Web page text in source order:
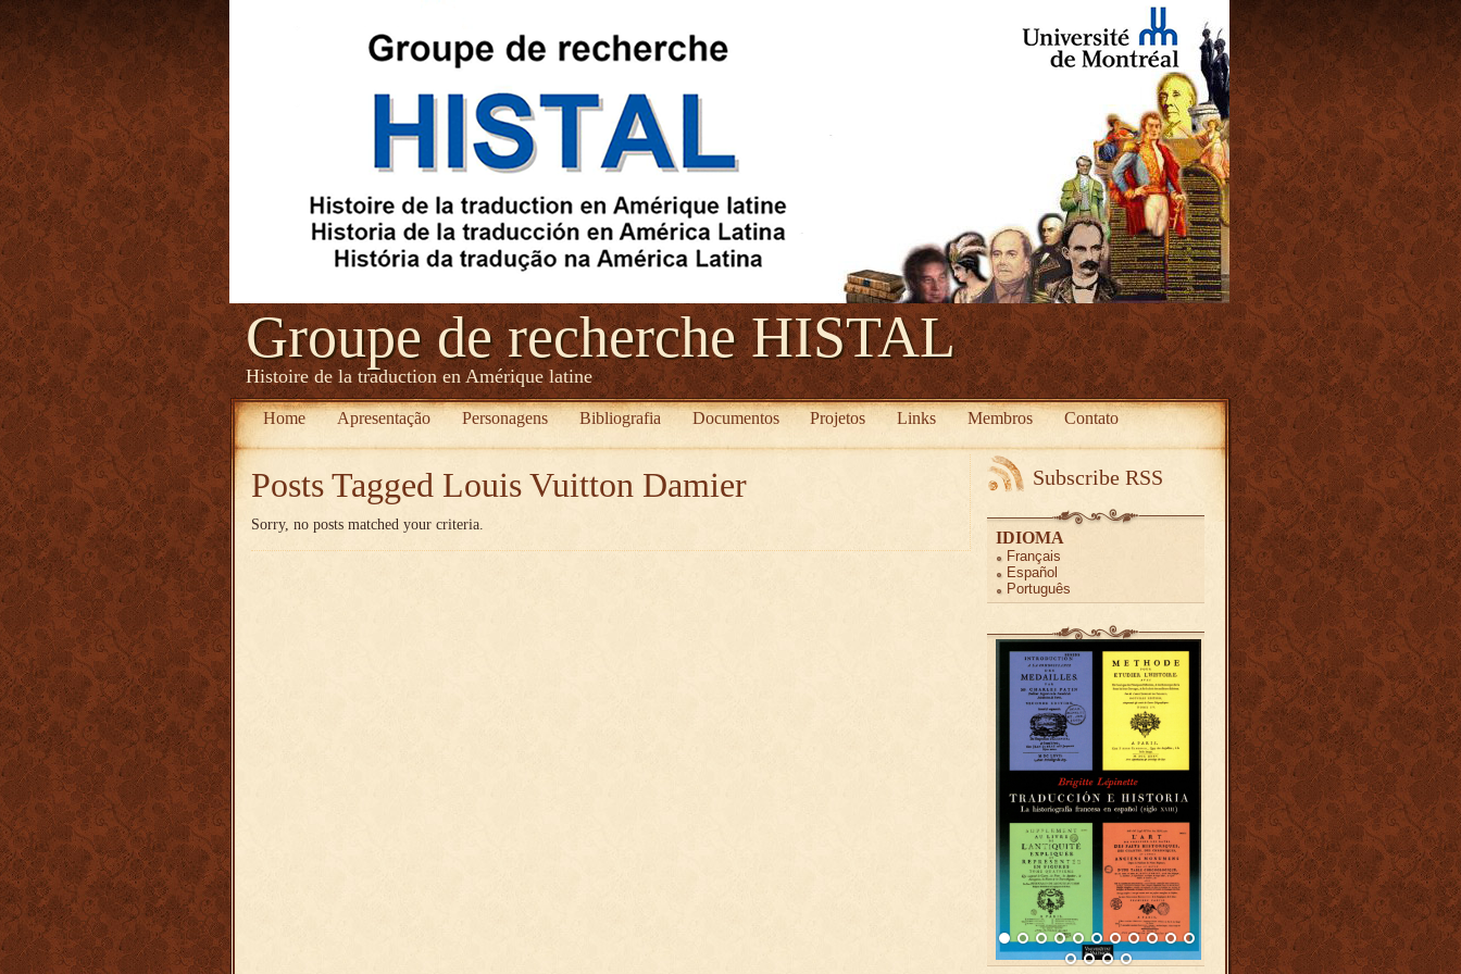
Groupe de recherche HISTAL
Histoire de la traduction en Amérique latine
Home Apresentação Personagens Bibliografia Documentos Projetos Links Membros Contato
Posts Tagged Louis Vuitton Damier
Sorry, no posts matched your criteria.
Subscribe RSS
IDIOMA
Français
Español
Português